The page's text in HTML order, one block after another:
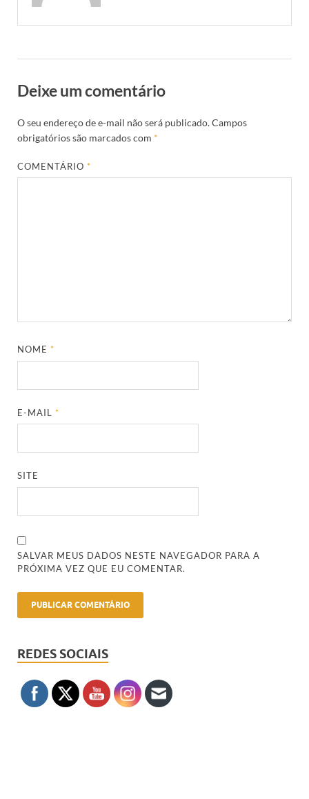
Deixe um comentário
O seu endereço de e-mail não será publicado.Campos
obrigatórios são marcados com *
COMENTÁRIO*
NOME*
E-MAIL*
SITE
SALVAR MEUS DADOS NESTE NAVEGADOR PARA A
PRÓXIMA VEZ QUE EU COMENTAR.
REDES SOCIAIS